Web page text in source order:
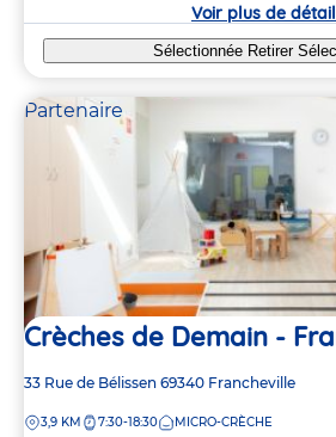
Voir plus de
Sélectionnée Retirer
Partenaire
Crèches de Demain -
Adresse
la
33 Rue de Bélissen 69340 Francheville
DISTANCE
3,9 KM 7:30-18:30 MICRO-CRÈCHE